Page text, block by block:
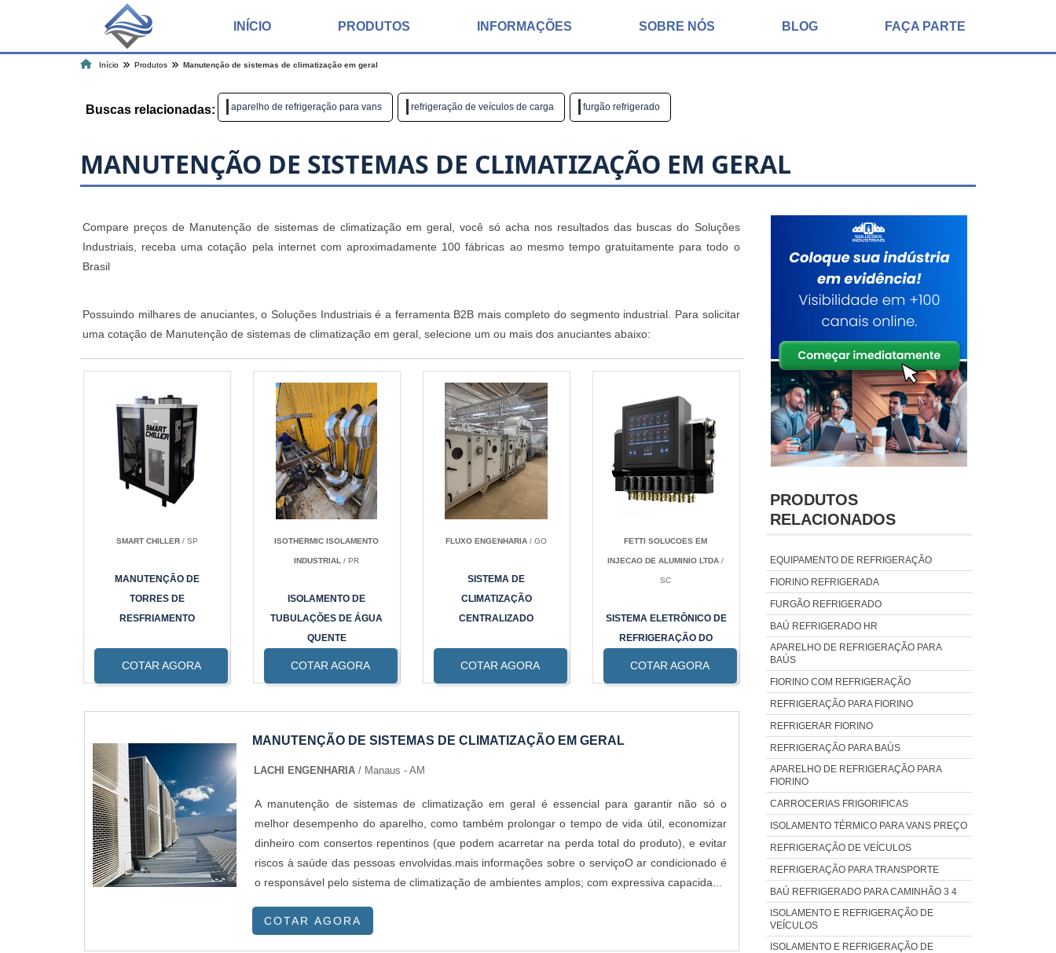
INÍCIO PRODUTOS INFORMAÇÕES SOBRE NÓS BLOG FAÇA PARTE
Início Produtos Manutenção de sistemas de climatização em geral
Buscas relacionadas: aparelho de refrigeração para vans refrigeração de veículos de carga furgão refrigerado
MANUTENÇÃO DE SISTEMAS DE CLIMATIZAÇÃO EM GERAL
Compare preços de Manutenção de sistemas de climatização em geral, você só acha nos resultados das buscas do Soluções
Industriais, receba uma cotação pela internet com aproximadamente 100 fábricas ao mesmo tempo gratuitamente para todo o
Brasil
Possuindo milhares de anuciantes, o Soluções Industriais é a ferramenta B2B mais completo do segmento industrial. Para solicitar
uma cotação de Manutenção de sistemas de climatização em geral, selecione um ou mais dos anuciantes abaixo:
SMART CHILLER/ SP
MANUTENÇÃO DE
TORRES DE
RESFRIAMENTO
COTAR AGORA
ISOTHERMIC ISOLAMENTO
INDUSTRIAL/ PR
ISOLAMENTO DE
TUBULAÇÕES DE ÁGUA
QUENTE
COTAR AGORA
FLUXO ENGENHARIA/ GO
SISTEMA DE
CLIMATIZAÇÃO
CENTRALIZADO
COTAR AGORA
FETTI SOLUCOES EM
INJECAO DE ALUMINIO LTDA /
SC
SISTEMA ELETRÔNICO DE
REFRIGERAÇÃO DO
COTAR AGORA
MANUTENÇÃO DE SISTEMAS DE CLIMATIZAÇÃO EM GERAL
LACHI ENGENHARIA / Manaus - AM
A manutenção de sistemas de climatização em geral é essencial para garantir não só o
melhor desempenho do aparelho, como também prolongar o tempo de vida útil, economizar
dinheiro com consertos repentinos (que podem acarretar na perda total do produto), e evitar
riscos à saúde das pessoas envolvidas.mais informações sobre o serviçoO ar condicionado é
o responsável pelo sistema de climatização de ambientes amplos; com expressiva capacida...
COTAR AGORA
PRODUTOS
RELACIONADOS
EQUIPAMENTO DE REFRIGERAÇÃO
FIORINO REFRIGERADA
FURGÃO REFRIGERADO
BAÚ REFRIGERADO HR
APARELHO DE REFRIGERAÇÃO PARA
BAÚS
FIORINO COM REFRIGERAÇÃO
REFRIGERAÇÃO PARA FIORINO
REFRIGERAR FIORINO
REFRIGERAÇÃO PARA BAÚS
APARELHO DE REFRIGERAÇÃO PARA
FIORINO
CARROCERIAS FRIGORIFICAS
ISOLAMENTO TÉRMICO PARA VANS PREÇO
REFRIGERAÇÃO DE VEÍCULOS
REFRIGERAÇÃO PARA TRANSPORTE
BAÚ REFRIGERADO PARA CAMINHÃO 3 4
ISOLAMENTO E REFRIGERAÇÃO DE
VEÍCULOS
ISOLAMENTO E REFRIGERAÇÃO DE